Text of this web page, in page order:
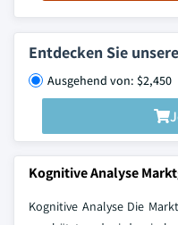
Entdecken Sie
Ausgehend von: $2,450
Kognitive Analyse
Kognitive Analyse Die